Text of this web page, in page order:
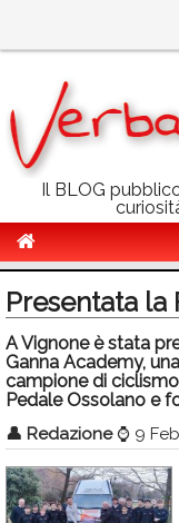
Il BLOG
Politica
Sport
Eventi
Info Utili
Rubriche
Presentata la
A Vignone è stata
Ganna Academy,
campione di
Pedale Ossolano e
👤 Redazione ⌚ 9